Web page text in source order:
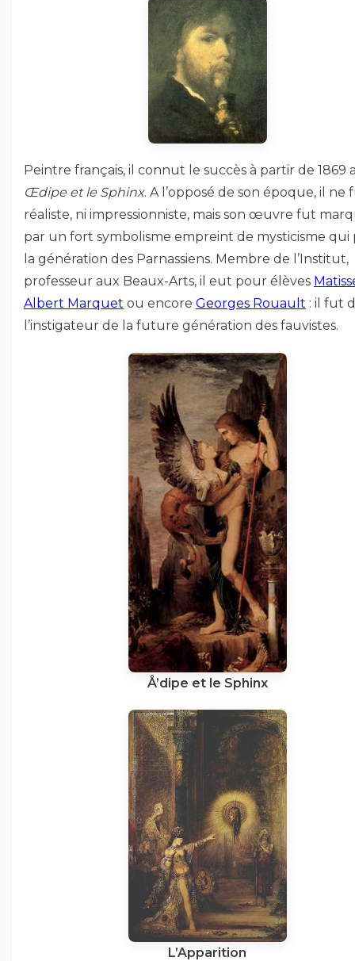
Peintre français, il connut le succès à partir de 1869
Œdipe et le Sphinx. A l’opposé de son époque, il ne
réaliste, ni impressionniste, mais son œuvre fut
par un fort symbolisme empreint de mysticisme qui
la génération des Parnassiens. Membre de l’Institut,
professeur aux Beaux-Arts, il eut pour élèves
Albert Marquet ou encore Georges Rouault : il fut
l’instigateur de la future génération des fauvistes.
Å’dipe et le Sphinx
L’Apparition